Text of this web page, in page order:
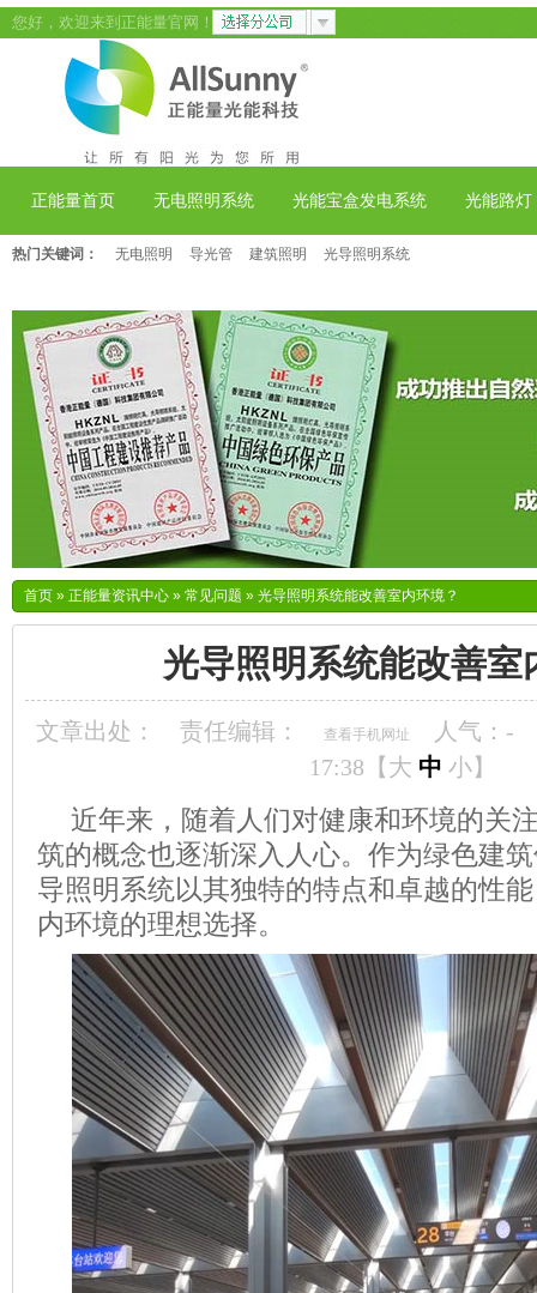
您好，欢迎来到正能量官网！
正能量首页 无电照明系统 光能宝盒发电系统 光能路灯
热门关键词： 无电照明 导光管 建筑照明 光导照明系统
首页 » 正能量资讯中心 » 常见问题 » 光导照明系统能改善室内环境？
光导照明系统能改善室
文章出处： 责任编辑： 查看手机网址 人气： -
17:38【 大 中 小】
近年来，随着人们对健康和环境的关
筑的概念也逐渐深入人心。作为绿色建
导照明系统以其独特的特点和卓越的性
内环境的理想选择。